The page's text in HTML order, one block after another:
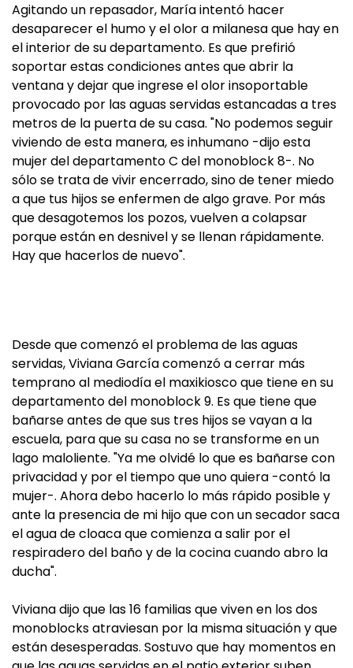
Agitando un repasador, María intentó hacer
desaparecer el humo y el olor a milanesa que hay en
el interior de su departamento. Es que prefirió
soportar estas condiciones antes que abrir la
ventana y dejar que ingrese el olor insoportable
provocado por las aguas servidas estancadas a tres
metros de la puerta de su casa. "No podemos seguir
viviendo de esta manera, es inhumano -dijo esta
mujer del departamento C del monoblock 8-. No
sólo se trata de vivir encerrado, sino de tener miedo
a que tus hijos se enfermen de algo grave. Por más
que desagotemos los pozos, vuelven a colapsar
porque están en desnivel y se llenan rápidamente.
Hay que hacerlos de nuevo".
Desde que comenzó el problema de las aguas
servidas, Viviana García comenzó a cerrar más
temprano al mediodía el maxikiosco que tiene en su
departamento del monoblock 9. Es que tiene que
bañarse antes de que sus tres hijos se vayan a la
escuela, para que su casa no se transforme en un
lago maloliente. "Ya me olvidé lo que es bañarse con
privacidad y por el tiempo que uno quiera -contó la
mujer-. Ahora debo hacerlo lo más rápido posible y
ante la presencia de mi hijo que con un secador saca
el agua de cloaca que comienza a salir por el
respiradero del baño y de la cocina cuando abro la
ducha".
Viviana dijo que las 16 familias que viven en los dos
monoblocks atraviesan por la misma situación y que
están desesperadas. Sostuvo que hay momentos en